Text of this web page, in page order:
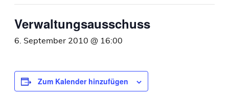
Verwaltungsausschuss
6. September 2010 @ 16:00
Zum Kalender hinzufügen